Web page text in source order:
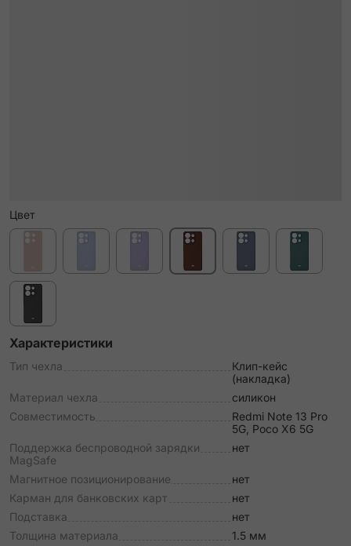
Цвет
Характеристики
Тип чехла
Клип-кейс
(накладка)
Материал чехла
силикон
Совместимость
Redmi Note 13 Pro
5G, Poco X6 5G
Поддержка беспроводной зарядки
MagSafe
нет
Магнитное позиционирование
нет
Карман для банковских карт
нет
Подставка
нет
Толщина материала
1.5 мм